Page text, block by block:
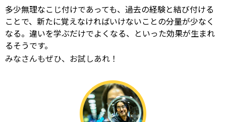
多少無理なこじ付けであっても、過去の経験と結び付ける
ことで、新たに覚えなければいけないことの分量が少なく
なる。違いを学ぶだけでよくなる、といった効果が生まれ
るそうです。
みなさんもぜひ、お試しあれ！